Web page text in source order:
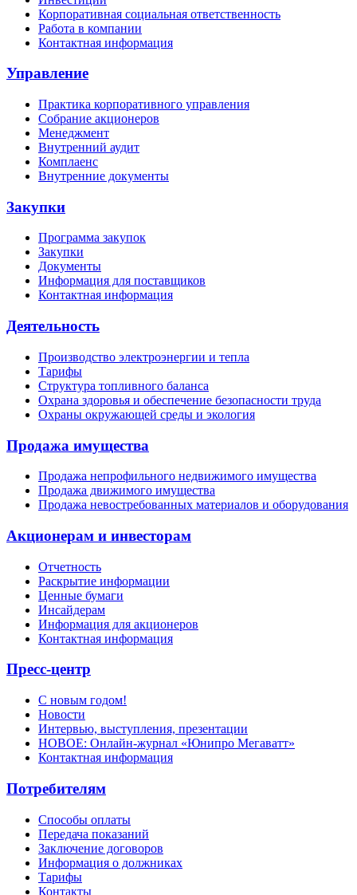
Корпоративная социальная ответственность
Работа в компании
Контактная информация
Управление
Практика корпоративного управления
Собрание акционеров
Менеджмент
Внутренний аудит
Комплаенс
Внутренние документы
Закупки
Программа закупок
Закупки
Документы
Информация для поставщиков
Контактная информация
Деятельность
Производство электроэнергии и тепла
Тарифы
Структура топливного баланса
Охрана здоровья и обеспечение безопасности труда
Охраны окружающей среды и экология
Продажа имущества
Продажа непрофильного недвижимого имущества
Продажа движимого имущества
Продажа невостребованных материалов и оборудования
Акционерам и инвесторам
Отчетность
Раскрытие информации
Ценные бумаги
Инсайдерам
Информация для акционеров
Контактная информация
Пресс-центр
С новым годом!
Новости
Интервью, выступления, презентации
НОВОЕ: Онлайн-журнал «Юнипро Мегаватт»
Контактная информация
Потребителям
Способы оплаты
Передача показаний
Заключение договоров
Информация о должниках
Тарифы
Контакты